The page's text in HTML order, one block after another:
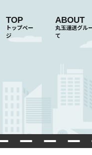
TOP
トップペー
ジ
ABOUT
丸玉運送グル
て